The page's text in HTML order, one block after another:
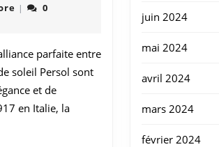
le
soleil
:
Les
incontournables
optistore
|
0
parfaite entre
soleil Persol sont
et de
en Italie, la
juin 2024
mai 2024
avril 2024
mars 2024
février 2024